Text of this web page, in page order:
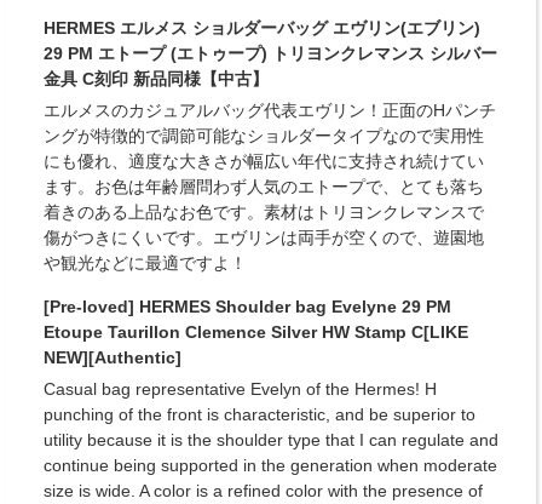
HERMES エルメス ショルダーバッグ エヴリン(エブリン)
29 PM エトープ (エトゥープ) トリヨンクレマンス シルバー
金具 C刻印 新品同様【中古】
エルメスのカジュアルバッグ代表エヴリン！正面のHパンチ
ングが特徴的で調節可能なショルダータイプなので実用性
にも優れ、適度な大きさが幅広い年代に支持され続けてい
ます。お色は年齢層問わず人気のエトープで、とても落ち
着きのある上品なお色です。素材はトリヨンクレマンスで
傷がつきにくいです。エヴリンは両手が空くので、遊園地
や観光などに最適ですよ！
[Pre-loved] HERMES Shoulder bag Evelyne 29 PM
Etoupe Taurillon Clemence Silver HW Stamp C[LIKE
NEW][Authentic]
Casual bag representative Evelyn of the Hermes! H
punching of the front is characteristic, and be superior to
utility because it is the shoulder type that I can regulate and
continue being supported in the generation when moderate
size is wide. A color is a refined color with the presence of